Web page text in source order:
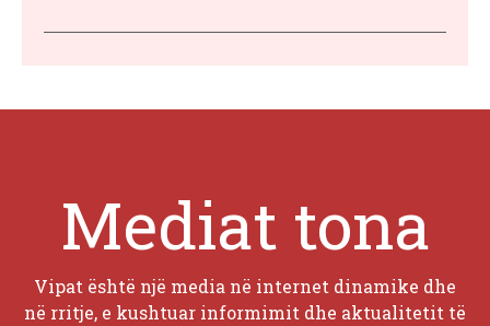
Mediat tona
Vipat është një media në internet dinamike dhe
në rritje, e kushtuar informimit dhe aktualitetit të